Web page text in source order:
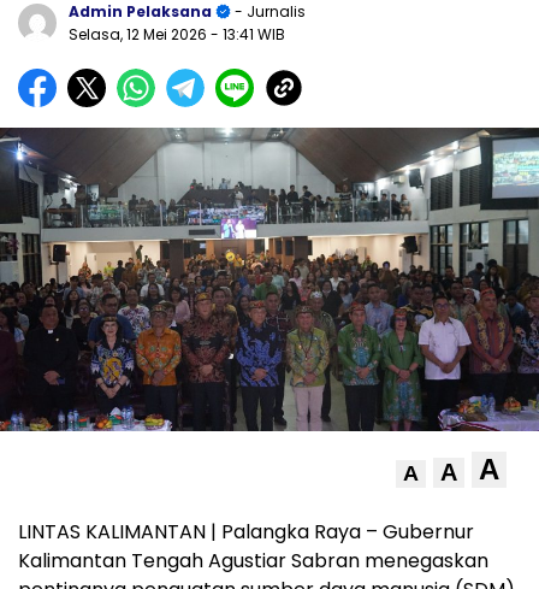
Admin Pelaksana
- Jurnalis
Selasa, 12 Mei 2026 - 13:41 WIB
A A A
LINTAS KALIMANTAN | Palangka Raya – Gubernur
Kalimantan Tengah Agustiar Sabran menegaskan